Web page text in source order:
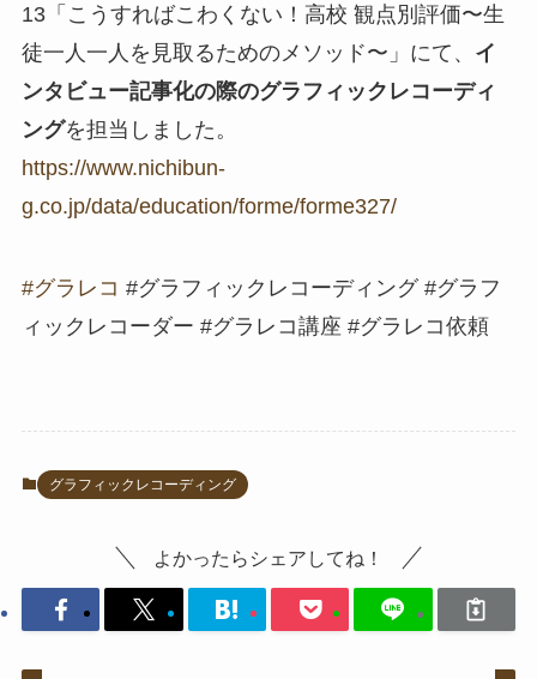
13「こうすればこわくない！高校 観点別評価〜生
徒一人一人を見取るためのメソッド〜」にて、 イ
ンタビュー記事化の際のグラフィックレコーディ
ングを担当しました。
https://www.nichibun-
g.co.jp/data/education/forme/forme327/
#グラレコ #グラフィックレコーディング #グラフ
ィックレコーダー #グラレコ講座 #グラレコ依頼
グラフィックレコーディング
よかったらシェアしてね！